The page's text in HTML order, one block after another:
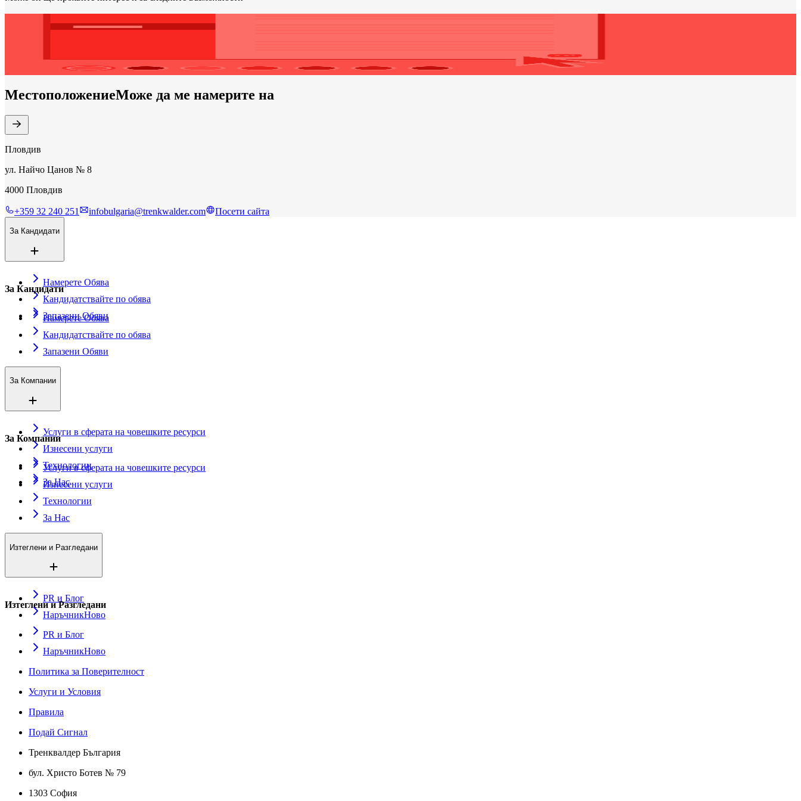
Нуждаете ли се от обновяване?
МестоположениеМоже да ме намерите на
Пловдив
ул. Найчо Цанов № 8
4000 Пловдив
+359 32 240 251 infobulgaria@trenkwalder.com Посети сайта
За Кандидати
Намерете Обява
Кандидатствайте по обява
Запазени Обяви
За Кандидати
Намерете Обява
Кандидатствайте по обява
Запазени Обяви
За Компании
Услуги в сферата на човешките ресурси
Изнесени услуги
Технологии
За Нас
За Компании
Услуги в сферата на човешките ресурси
Изнесени услуги
Технологии
За Нас
Изтеглени и Разгледани
PR и Блог
НаръчникНово
Изтеглени и Разгледани
PR и Блог
НаръчникНово
Политика за Поверителност
Услуги и Условия
Правила
Подай Сигнал
Тренквалдер България
бул. Христо Ботев № 79
1303 София